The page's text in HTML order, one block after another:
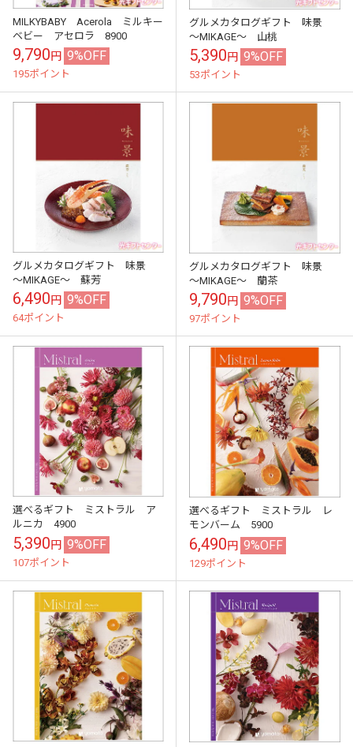
MILKYBABY Acerola ミルキー
ベビー アセロラ 8900
9,790円 9%OFF
195ポイント
グルメカタログギフト 味景
～MIKAGE～ 山桃
5,390円 9%OFF
53ポイント
グルメカタログギフト 味景
～MIKAGE～ 蘇芳
6,490円 9%OFF
64ポイント
グルメカタログギフト 味景
～MIKAGE～ 蘭茶
9,790円 9%OFF
97ポイント
選べるギフト ミストラル ア
ルニカ 4900
5,390円 9%OFF
107ポイント
選べるギフト ミストラル レ
モンバーム 5900
6,490円 9%OFF
129ポイント